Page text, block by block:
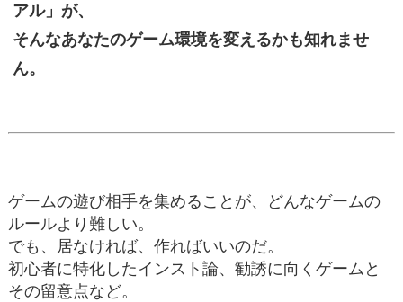
アル」が、
そんなあなたのゲーム環境を変えるかも知れませ
ん。
ゲームの遊び相手を集めることが、どんなゲームの
ルールより難しい。
でも、居なければ、作ればいいのだ。
初心者に特化したインスト論、勧誘に向くゲームと
その留意点など。